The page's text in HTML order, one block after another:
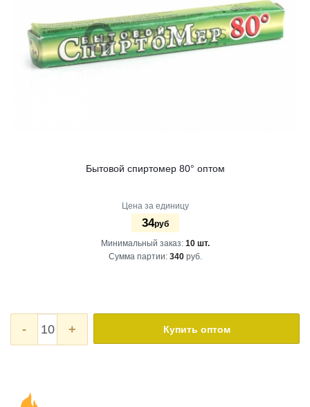
Бытовой спиртомер 80° оптом
Цена за единицу
34руб
Минимальный заказ: 10 шт.
Сумма партии: 340руб.
- + Купить оптом